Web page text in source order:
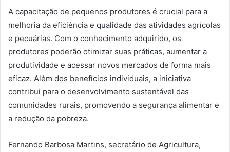
A capacitação de pequenos produtores é crucial para a
melhoria da eficiência e qualidade das atividades agrícolas
e pecuárias. Com o conhecimento adquirido, os
produtores poderão otimizar suas práticas, aumentar a
produtividade e acessar novos mercados de forma mais
eficaz. Além dos benefícios individuais, a iniciativa
contribui para o desenvolvimento sustentável das
comunidades rurais, promovendo a segurança alimentar e
a redução da pobreza.
Fernando Barbosa Martins, secretário de Agricultura,